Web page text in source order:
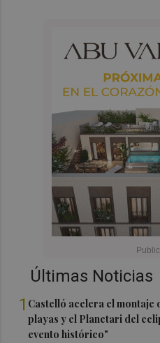
Últimas Noticias
1 Castelló acelera el montaje
playas y el Planetari del
evento histórico"